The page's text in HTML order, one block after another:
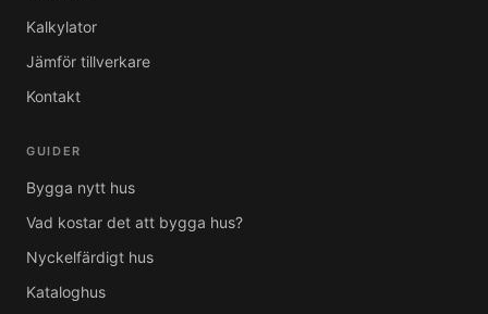
Kalkylator
Jämför tillverkare
Kontakt
GUIDER
Bygga nytt hus
Vad kostar det att bygga hus?
Nyckelfärdigt hus
Kataloghus